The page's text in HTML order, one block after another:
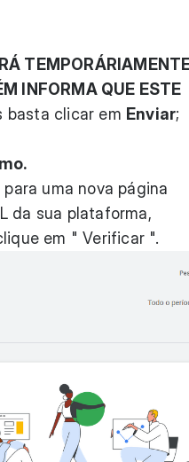
INFORMA QUE ESTE
basta clicar em Enviar;
uma nova página
da sua plataforma,
em " Verificar ".